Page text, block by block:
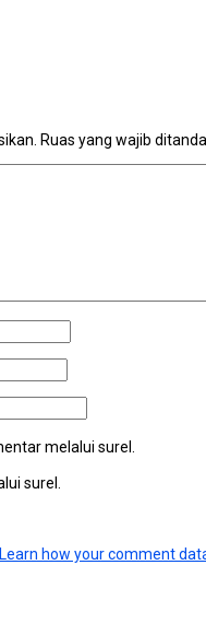
Ruas yang wajib
melalui surel.
surel.
Learn how your comment